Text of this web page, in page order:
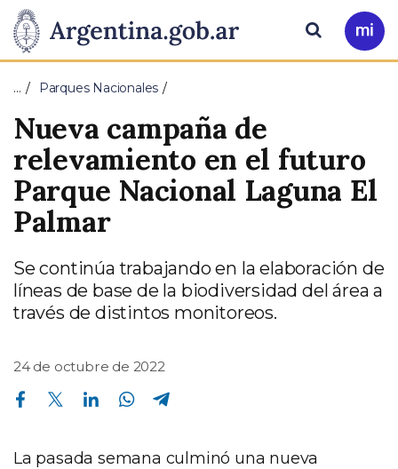
Presidencia
de
la
Nación
Pasar al contenido principal
Ir
a
Buscar
… Parques Nacionales
Nueva campaña de
relevamiento en el futuro
Parque Nacional Laguna El
Palmar
Se continúa trabajando en la elaboración de
líneas de base de la biodiversidad del área a
través de distintos monitoreos.
24 de octubre de 2022
Compartir en Facebook Compartir en Twitter Compartir en Linkedin Compartir en Whatsapp
La pasada semana culminó una nueva